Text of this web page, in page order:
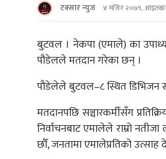
टक्सार न्युज ४ मंसिर २०७९,
बुटवल । नेकपा (एमाले) का
पौडेलले मतदान गरेका छन् ।
पौडेलेले बुटवल–८ स्थित डिभिजन
मतदानपछि सञ्चारकर्मीसँग
निर्वाचनबाट एमालेले राम्रो
छौँ, जनतामा एमालेप्रतिको